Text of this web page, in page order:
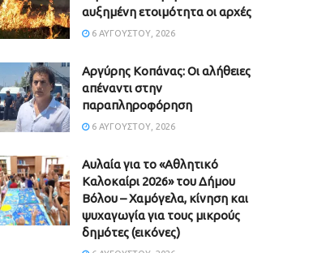
αυξημένη ετοιμότητα οι αρχές
6 ΑΥΓΟΎΣΤΟΥ, 2026
Aργύρης Κοπάνας: Οι αλήθειες
απέναντι στην
παραπληροφόρηση
6 ΑΥΓΟΎΣΤΟΥ, 2026
Αυλαία για το «Αθλητικό
Καλοκαίρι 2026» του Δήμου
Βόλου – Χαμόγελα, κίνηση και
ψυχαγωγία για τους μικρούς
δημότες (εικόνες)